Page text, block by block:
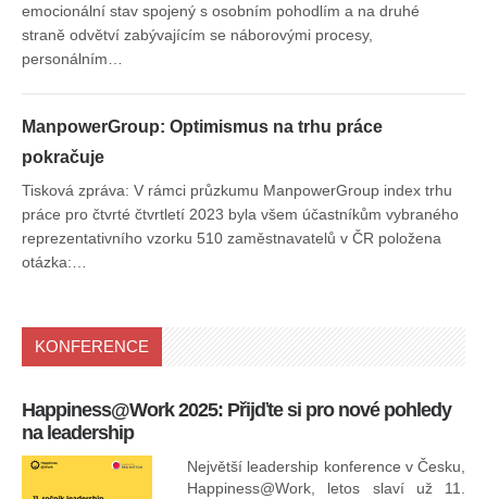
emocionální stav spojený s osobním pohodlím a na druhé
straně odvětví zabývajícím se náborovými procesy,
personálním…
ManpowerGroup: Optimismus na trhu práce
pokračuje
Tisková zpráva: V rámci průzkumu ManpowerGroup index trhu
práce pro čtvrté čtvrtletí 2023 byla všem účastníkům vybraného
reprezentativního vzorku 510 zaměstnavatelů v ČR položena
otázka:…
KONFERENCE
Happiness@Work 2025: Přijďte si pro nové pohledy
na leadership
Největší leadership konference v Česku,
Happiness@Work, letos slaví už 11.